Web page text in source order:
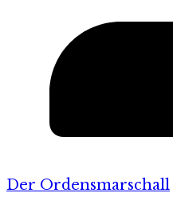
Der Ordensmarschall